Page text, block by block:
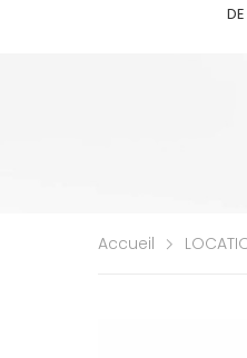
Accueil